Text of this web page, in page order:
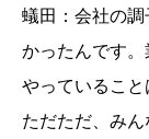
蟻田：会社の
かったんです
やっていること
ただただ、み